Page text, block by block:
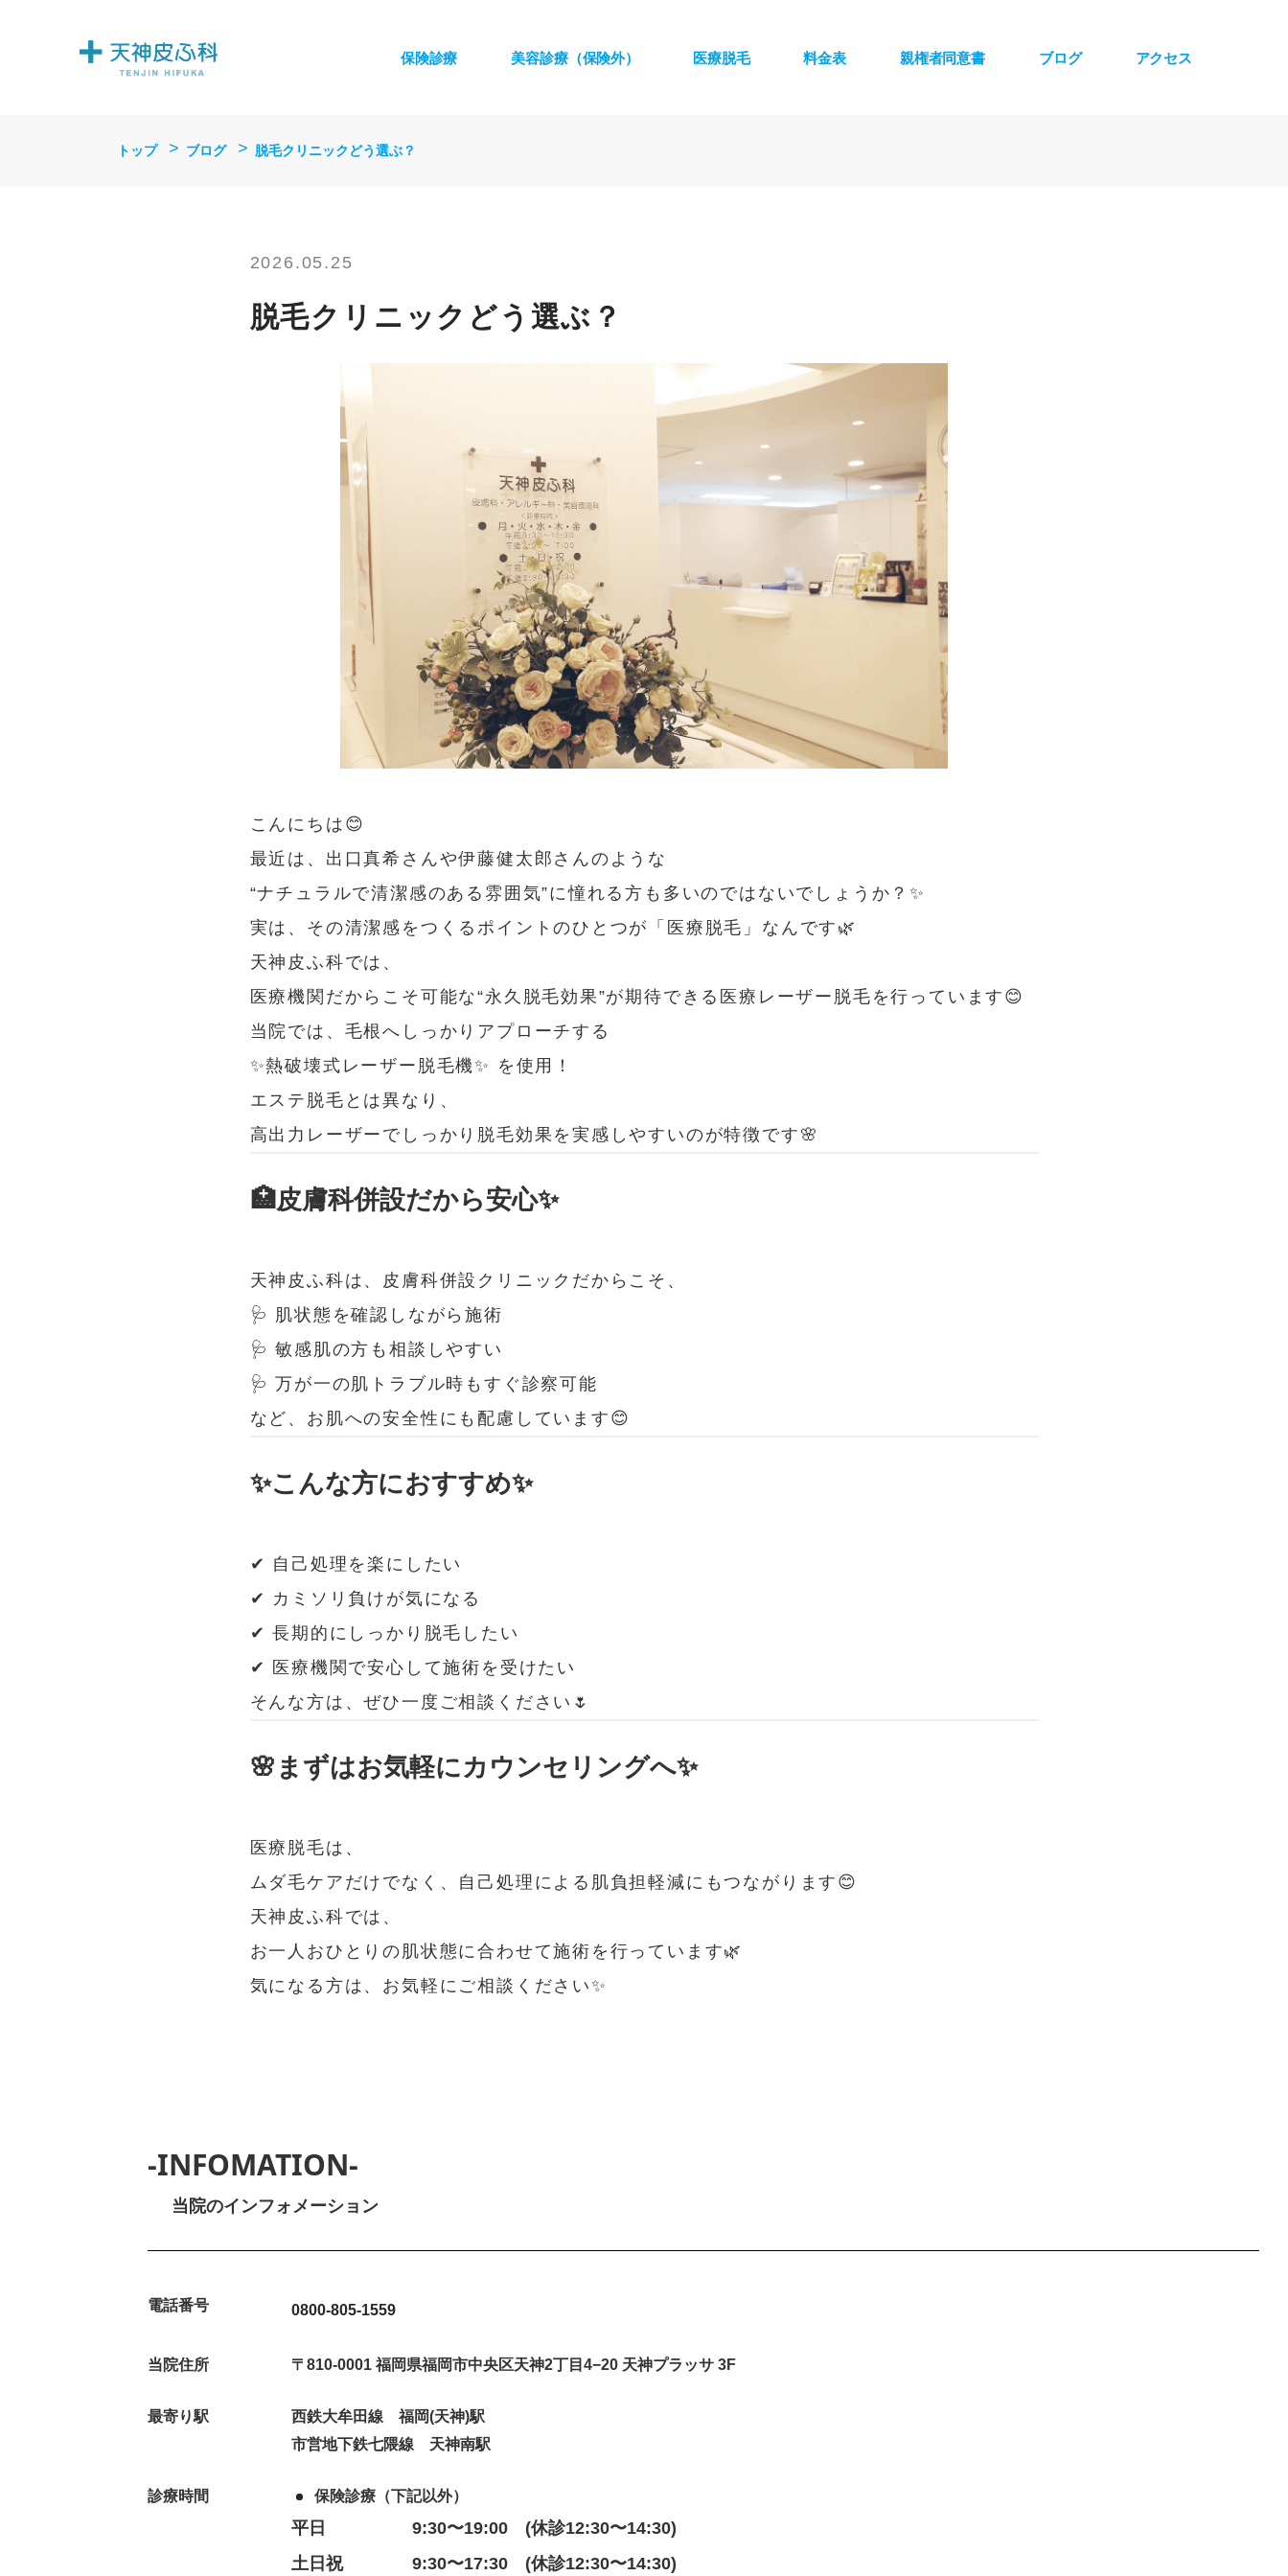
保険診療 美容診療（保険外） 医療脱毛 料金表 親権者同意書 ブログ アクセス
トップ ブログ 脱毛クリニックどう選ぶ？
2026.05.25
脱毛クリニックどう選ぶ？
こんにちは😊
最近は、出口真希さんや伊藤健太郎さんのような
“ナチュラルで清潔感のある雰囲気”に憧れる方も多いのではないでしょうか？✨
実は、その清潔感をつくるポイントのひとつが「医療脱毛」なんです🌿
天神皮ふ科では、
医療機関だからこそ可能な“永久脱毛効果”が期待できる医療レーザー脱毛を行っています😊
当院では、毛根へしっかりアプローチする
✨熱破壊式レーザー脱毛機✨ を使用！
エステ脱毛とは異なり、
高出力レーザーでしっかり脱毛効果を実感しやすいのが特徴です🌸
🏥皮膚科併設だから安心✨
天神皮ふ科は、皮膚科併設クリニックだからこそ、
🩺 肌状態を確認しながら施術
🩺 敏感肌の方も相談しやすい
🩺 万が一の肌トラブル時もすぐ診察可能
など、お肌への安全性にも配慮しています😊
✨こんな方におすすめ✨
✔ 自己処理を楽にしたい
✔ カミソリ負けが気になる
✔ 長期的にしっかり脱毛したい
✔ 医療機関で安心して施術を受けたい
そんな方は、ぜひ一度ご相談ください🌷
🌸まずはお気軽にカウンセリングへ✨
医療脱毛は、
ムダ毛ケアだけでなく、自己処理による肌負担軽減にもつながります😊
天神皮ふ科では、
お一人おひとりの肌状態に合わせて施術を行っています🌿
気になる方は、お気軽にご相談ください✨
-INFOMATION-
当院のインフォメーション
電話番号 0800-805-1559
当院住所 〒810-0001 福岡県福岡市中央区天神2丁目4−20 天神プラッサ 3F
最寄り駅
西鉄大牟田線 福岡(天神)駅
市営地下鉄七隈線 天神南駅
診療時間 保険診療（下記以外）
平日
9:30〜19:00 (休診12:30〜14:30)
土日祝
9:30〜17:30 (休診12:30〜14:30)